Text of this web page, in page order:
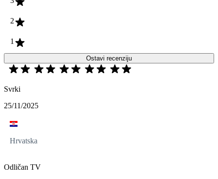
2
1
Ostavi recenziju
Svrki
25/11/2025
Hrvatska
Odličan TV